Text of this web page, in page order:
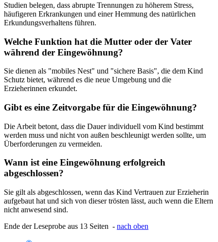
Studien belegen, dass abrupte Trennungen zu höherem Stress,
häufigeren Erkrankungen und einer Hemmung des natürlichen
Erkundungsverhaltens führen.
Welche Funktion hat die Mutter oder der Vater
während der Eingewöhnung?
Sie dienen als "mobiles Nest" und "sichere Basis", die dem Kind
Schutz bietet, während es die neue Umgebung und die
Erzieherinnen erkundet.
Gibt es eine Zeitvorgabe für die Eingewöhnung?
Die Arbeit betont, dass die Dauer individuell vom Kind bestimmt
werden muss und nicht von außen beschleunigt werden sollte, um
Überforderungen zu vermeiden.
Wann ist eine Eingewöhnung erfolgreich
abgeschlossen?
Sie gilt als abgeschlossen, wenn das Kind Vertrauen zur Erzieherin
aufgebaut hat und sich von dieser trösten lässt, auch wenn die Eltern
nicht anwesend sind.
Ende der Leseprobe aus 13 Seiten - nach oben